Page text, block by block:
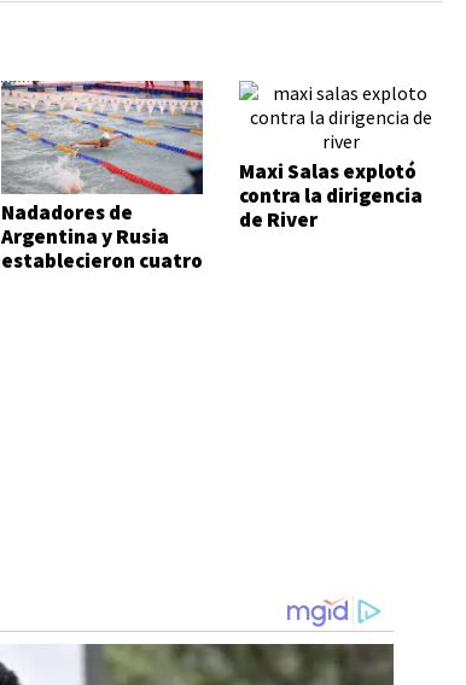
Nadadores de
Argentina y Rusia
establecieron cuatro
Maxi Salas explotó
contra la dirigencia
de River